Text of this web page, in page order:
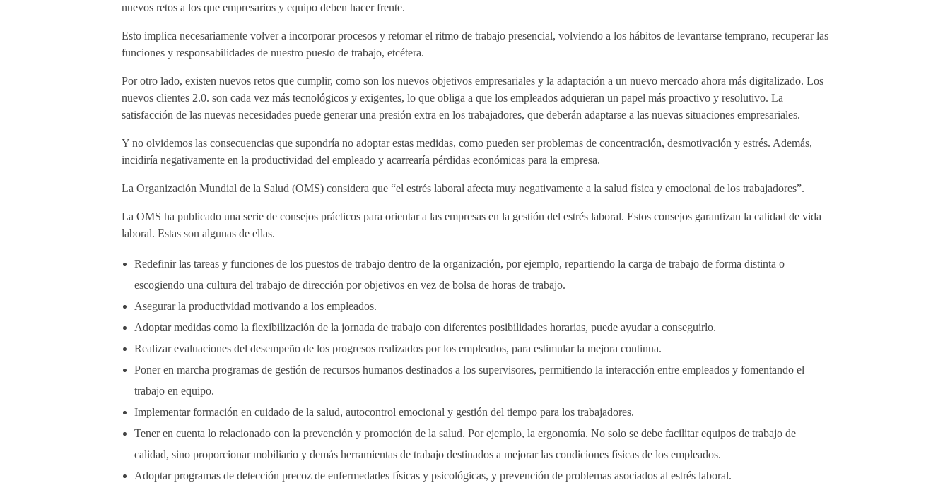
nuevos retos a los que empresarios y equipo deben hacer frente.
Esto implica necesariamente volver a incorporar procesos y retomar el ritmo de trabajo presencial, volviendo a los hábitos de levantarse temprano, recuperar las
funciones y responsabilidades de nuestro puesto de trabajo, etcétera.
Por otro lado, existen nuevos retos que cumplir, como son los nuevos objetivos empresariales y la adaptación a un nuevo mercado ahora más digitalizado. Los
nuevos clientes 2.0. son cada vez más tecnológicos y exigentes, lo que obliga a que los empleados adquieran un papel más proactivo y resolutivo. La
satisfacción de las nuevas necesidades puede generar una presión extra en los trabajadores, que deberán adaptarse a las nuevas situaciones empresariales.
Y no olvidemos las consecuencias que supondría no adoptar estas medidas, como pueden ser problemas de concentración, desmotivación y estrés. Además,
incidiría negativamente en la productividad del empleado y acarrearía pérdidas económicas para la empresa.
La Organización Mundial de la Salud (OMS) considera que “el estrés laboral afecta muy negativamente a la salud física y emocional de los trabajadores”.
La OMS ha publicado una serie de consejos prácticos para orientar a las empresas en la gestión del estrés laboral. Estos consejos garantizan la calidad de vida
laboral. Estas son algunas de ellas.
Redefinir las tareas y funciones de los puestos de trabajo dentro de la organización, por ejemplo, repartiendo la carga de trabajo de forma distinta o
escogiendo una cultura del trabajo de dirección por objetivos en vez de bolsa de horas de trabajo.
Asegurar la productividad motivando a los empleados.
Adoptar medidas como la flexibilización de la jornada de trabajo con diferentes posibilidades horarias, puede ayudar a conseguirlo.
Realizar evaluaciones del desempeño de los progresos realizados por los empleados, para estimular la mejora continua.
Poner en marcha programas de gestión de recursos humanos destinados a los supervisores, permitiendo la interacción entre empleados y fomentando el
trabajo en equipo.
Implementar formación en cuidado de la salud, autocontrol emocional y gestión del tiempo para los trabajadores.
Tener en cuenta lo relacionado con la prevención y promoción de la salud. Por ejemplo, la ergonomía. No solo se debe facilitar equipos de trabajo de
calidad, sino proporcionar mobiliario y demás herramientas de trabajo destinados a mejorar las condiciones físicas de los empleados.
Adoptar programas de detección precoz de enfermedades físicas y psicológicas, y prevención de problemas asociados al estrés laboral.